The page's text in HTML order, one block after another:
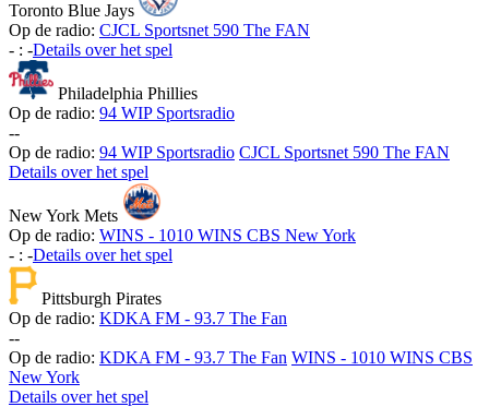
Toronto Blue Jays
Op de radio: CJCL Sportsnet 590 The FAN
- : -Details over het spel
Philadelphia Phillies
Op de radio: 94 WIP Sportsradio
--
Op de radio: 94 WIP Sportsradio CJCL Sportsnet 590 The FAN
Details over het spel
New York Mets
Op de radio: WINS - 1010 WINS CBS New York
- : -Details over het spel
Pittsburgh Pirates
Op de radio: KDKA FM - 93.7 The Fan
--
Op de radio: KDKA FM - 93.7 The Fan WINS - 1010 WINS CBS
New York
Details over het spel